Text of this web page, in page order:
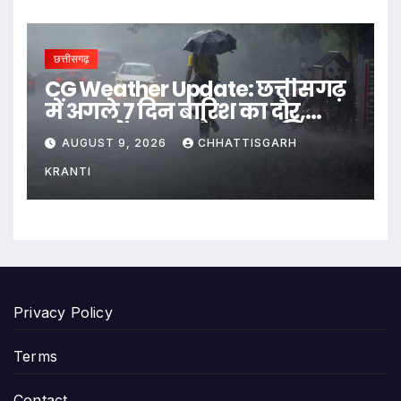
छत्तीसगढ़
CG Weather Update: छत्तीसगढ़
में अगले 7 दिन बारिश का दौर,
रायपुर में बदला मौसम का मिजाज;
भारी बारिश के आसार…
AUGUST 9, 2026 CHHATTISGARH
KRANTI
Privacy Policy
Terms